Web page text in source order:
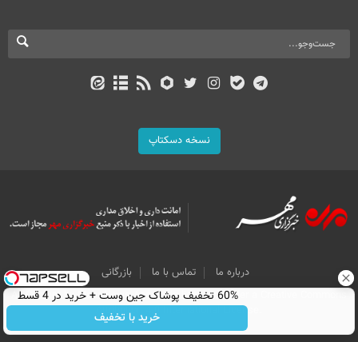
نسخه دسکتاپ
درباره ما تماس با ما
بازرگانی
All Content by Mehr News Agency is licensed under a Creative Commons
Attribution 4.0 International License.
60% تخفیف پوشاک جین وست + خرید در 4 قسط
خرید با تخفیف